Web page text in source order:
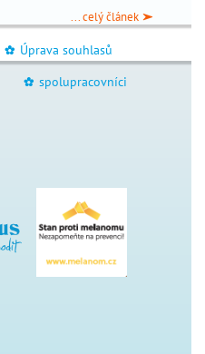
... celý článek
_ Úprava souhlasů
_ spolupracovníci